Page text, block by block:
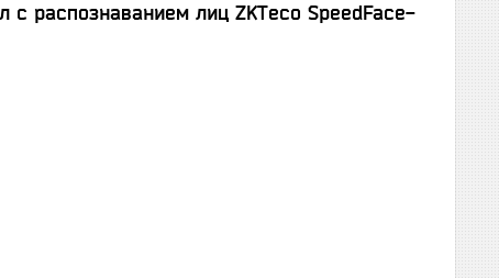
с распознаванием лиц ZKTeco SpeedFace-